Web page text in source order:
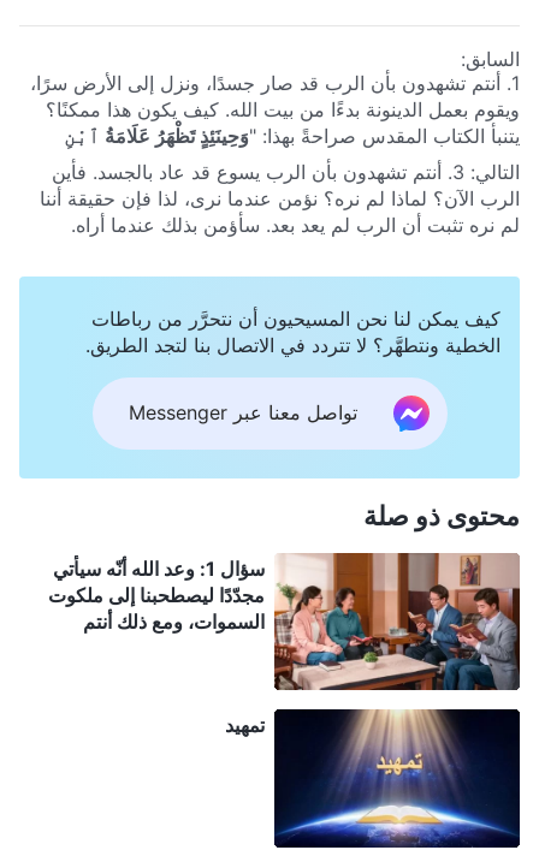
السابق:
1. أنتم تشهدون بأن الرب قد صار جسدًا، ونزل إلى الأرض سرًا،
ويقوم بعمل الدينونة بدءًا من بيت الله. كيف يكون هذا ممكنًا؟
يتنبأ الكتاب المقدس صراحةً بهذا: "وَحِينَئِذٍ تَظْهَرُ عَلَامَةُ ٱبْنِ
ٱلْإِنْسَانِ فِي ٱلسَّمَاءِ. وَحِينَئِذٍ تَنُوحُ جَمِيعُ قَبَائِلِ ٱلْأَرْضِ،
وَيُبْصِرُونَ ٱبْنَ ٱلْإِنْسَانِ آتِيًا عَلَى سَحَابِ ٱلسَّمَاءِ بِقُوَّةٍ وَمَجْدٍ
كَثِيرٍ
(متى 24: 30) . "هُوَذَا يَأْتِي مَعَ ٱلسَّحَابِ، وَسَتَنْظُرُهُ كُلُّ
عَيْنٍ، وَٱلَّذِينَ طَعَنُوهُ، وَيَنُوحُ عَلَيْهِ جَمِيعُ قَبَائِلِ ٱلْأَرْضِ
قد صار جسدًا ونزل إلى الأرض سرًا بالفعل، وهو أمر يختلف
تمامًا عن فهمنا، فما الذي يحدث هنا؟
التالي:
3. أنتم تشهدون بأن الرب يسوع قد عاد بالجسد. فأين
الرب الآن؟ لماذا لم نره؟ نؤمن عندما نرى، لذا فإن حقيقة أننا
لم نره تثبت أن الرب لم يعد بعد. سأؤمن بذلك عندما أراه.
كيف يمكن لنا نحن المسيحيون أن نتحرَّر من رباطات
الخطية ونتطهَّر؟ لا تتردد في الاتصال بنا لتجد الطريق.
تواصل معنا عبر Messenger
محتوى ذو صلة
سؤال 1: وعد الله أنّه سيأتي
مجدّدًا ليصطحبنا إلى ملكوت
السموات، ومع ذلك أنتم
بوضوح أنّ الرب سينزل على
تمهيد